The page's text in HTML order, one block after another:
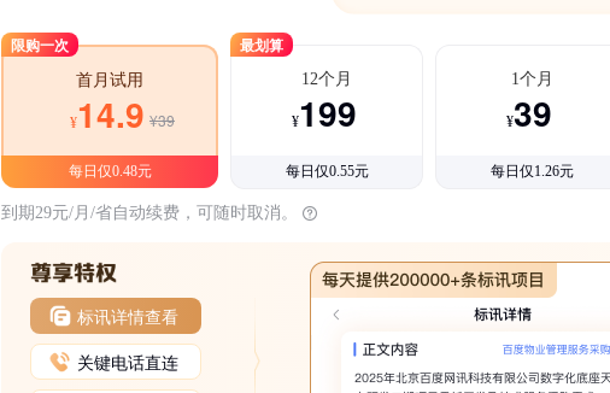
限购一次
首月试用
¥14.9 ¥39
每日仅0.48元
最划算
12个月
¥199
每日仅0.55元
1个月
¥39
每日仅1.26元
到期29元/月/省自动续费，可随时取消。
标讯详情查看
关键电话直连